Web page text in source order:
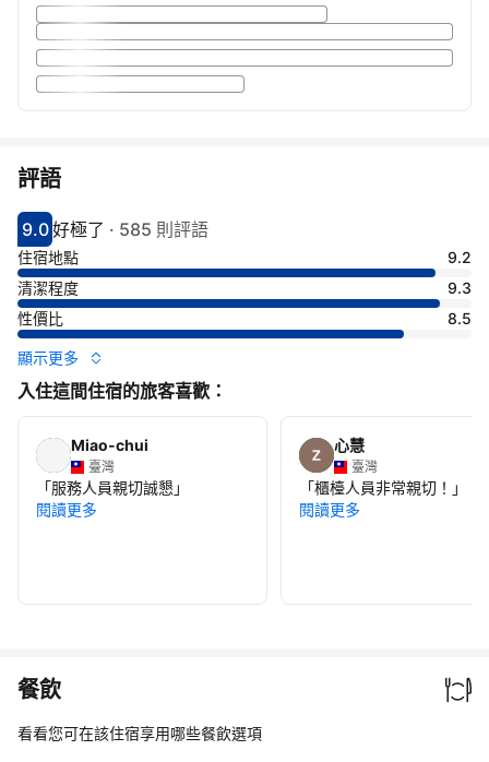
評語
分數9分
9.0
評比好極了
好極了 · 585 則評語
住宿地點
9.2
清潔程度
9.3
性價比
8.5
顯示更多
入住這間住宿的旅客喜歡：
Miao-chui
臺灣
「服務人員親切誠懇 」
閱讀更多
心慧
臺灣
「櫃檯人員非常親切！ 」
閱讀更多
餐飲
看看您可在該住宿享用哪些餐飲選項